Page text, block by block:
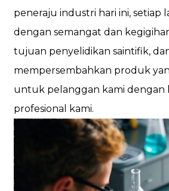
peneraju industri hari ini, setiap
dengan semangat dan
tujuan penyelidikan saintifik,
mempersembahkan produk
untuk pelanggan kami dengan
profesional kami.